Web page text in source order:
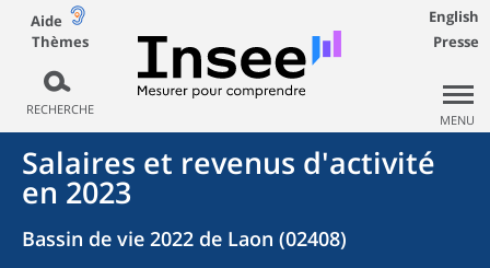
Aide
Thèmes
RECHERCHE
English
Presse
MENU
Salaires et revenus d'activité
en 2023
Bassin de vie 2022 de Laon (02408)